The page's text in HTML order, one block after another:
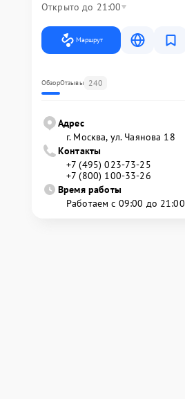
Открыто до 21:00
Маршрут
ОбзорОтзывы 240
Адрес
г. Москва, ул. Чаянова 18
Контакты
+7 (495) 023-73-25
+7 (800) 100-33-26
Время работы
Работаем с 09:00 до 21:00